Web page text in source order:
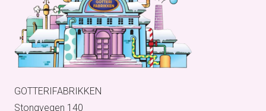
GOTTERIFABRIKKEN
Stongvegen 140